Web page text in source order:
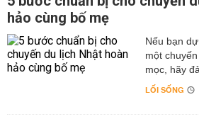
hảo cùng bố mẹ
Nếu bạn
một
mọc, hãy
LỐI SỐNG